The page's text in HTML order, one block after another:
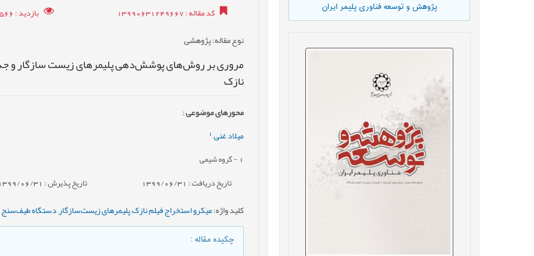
پژوهش و توسعه فناوری پلیمر ایران کد مقاله: 13990631249667 بازدید: 12566
نوع مقاله: پژوهشی
مروری بر روش‌های پوشش‌دهی پلیمرهای زیست سازگار و
نازک
محورهای موضوعی:
میلاد غنی 1
1 - گروه شیمی
تاریخ دریافت : 1399/06/31 تاریخ پذیرش : 1399/06/31
کلید واژه:میکرو استخراج فیلم نازک,پلیمرهای زیست‌سازگار,دستگاه
چکیده مقاله: